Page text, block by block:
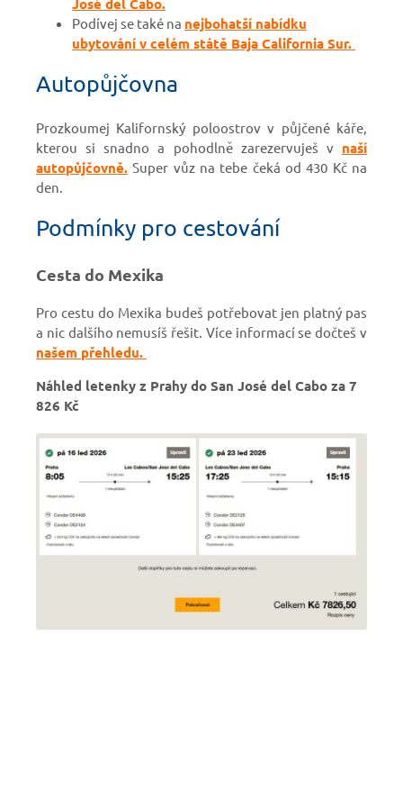
Podívej se také na nejbohatší nabídku
ubytování v celém státě Baja California Sur.
Autopůjčovna
Prozkoumej Kalifornský poloostrov v půjčené káře,
kterou si snadno a pohodlně zarezervuješ v naší
autopůjčovně. Super vůz na tebe čeká od 430 Kč na
den.
Podmínky pro cestování
Cesta do Mexika
Pro cestu do Mexika budeš potřebovat jen platný pas
a nic dalšího nemusíš řešit. Více informací se dočteš v
našem přehledu.
Náhled letenky z Prahy do San José del Cabo za 7
826 Kč